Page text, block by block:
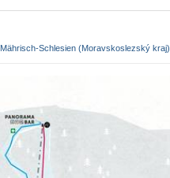
Mährisch-Schlesien (Moravskoslezský kraj)